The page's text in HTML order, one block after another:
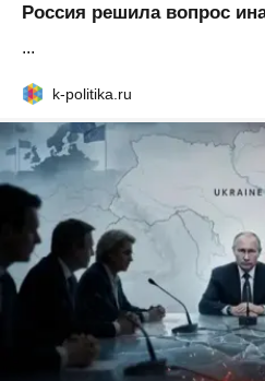
Россия решила вопрос
...
k-politika.ru